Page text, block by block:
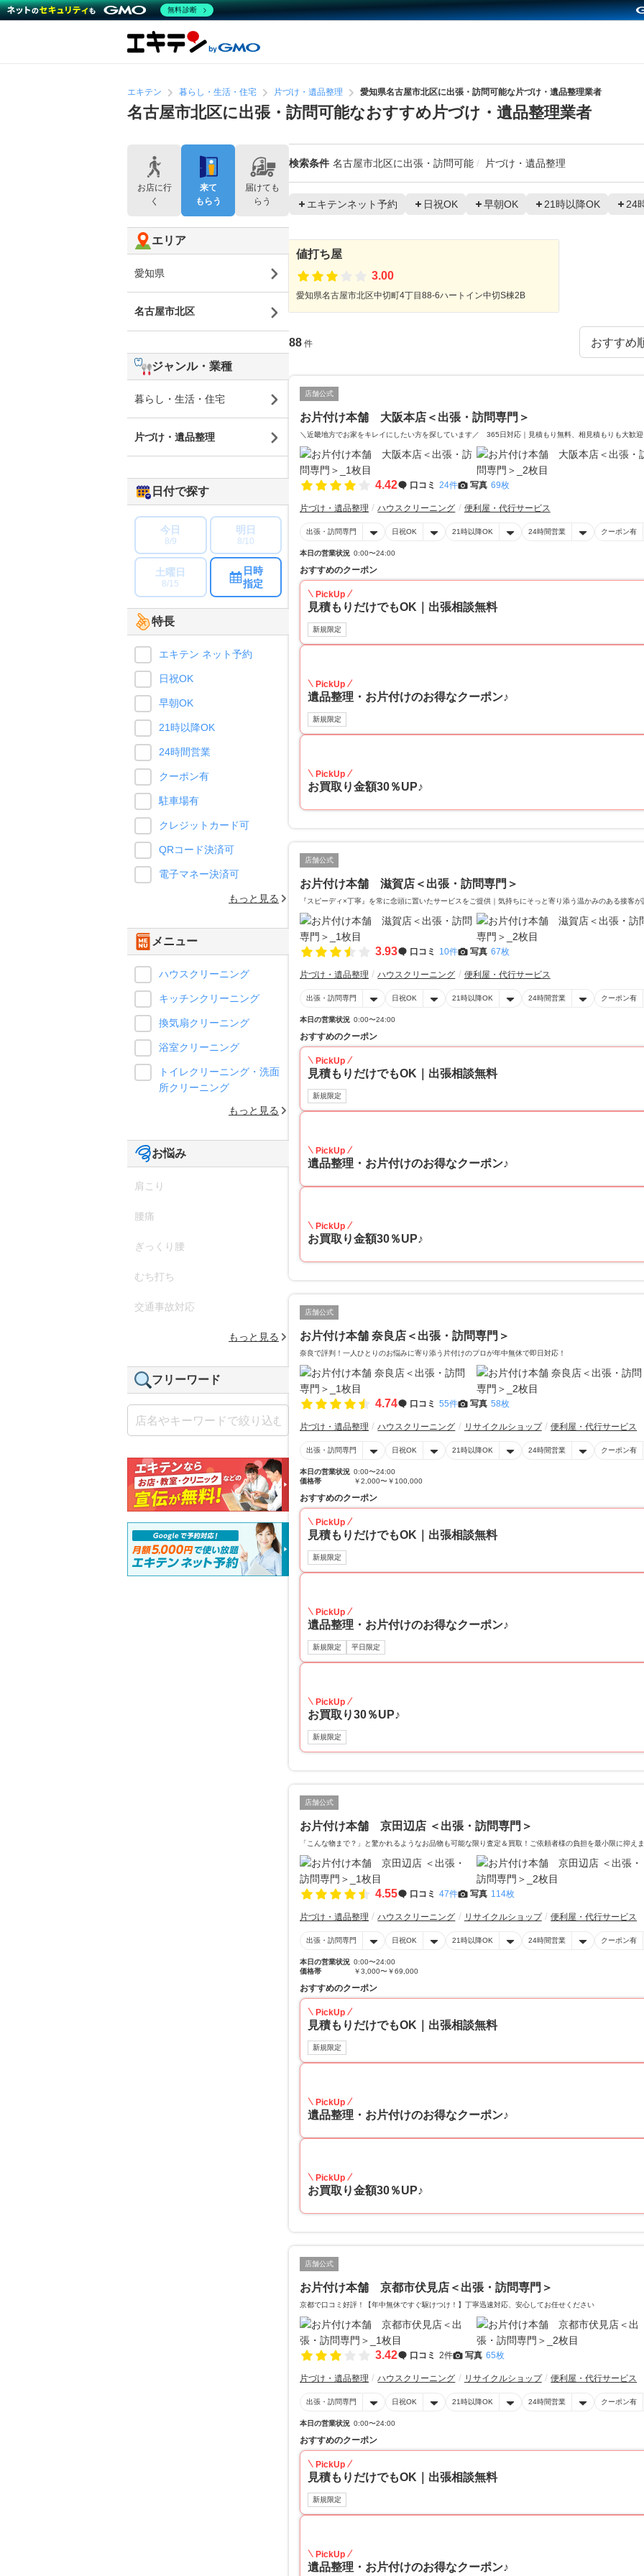
エキテン 暮らし・生活・住宅 片づけ・遺品整理 愛知県名古屋市北区に出張・訪問可能な片づけ・遺品整理業者
名古屋市北区に出張・訪問可能なおすすめ片づけ・遺品整理業者
検索条件 名古屋市北区に出張・訪問可能 片づけ・遺品整理
エキテンネット予約 日祝OK 早朝OK 21時以降OK 24
値打ち屋
3.00
愛知県名古屋市北区中切町4丁目88-6ハートイン中切S棟2B
88 件
店舗公式
お片付け本舗 大阪本店＜出張・訪問専門＞
＼近畿地方でお家をキレイにしたい方を探しています／ 365日対応｜見積もり無料、相見積もりも大歓
4.42 口コミ 24件 写真 69枚
片づけ・遺品整理 ハウスクリーニング 便利屋・代行サービス
出張・訪問専門 日祝OK 21時以降OK 24時間営業 クーポン有
本日の営業状況 0:00〜24:00
おすすめのクーポン
PickUp
見積もりだけでもOK｜出張相談無料
新規限定
PickUp
遺品整理・お片付けのお得なクーポン♪
新規限定
PickUp
お買取り金額30％UP♪
店舗公式
お片付け本舗 滋賀店＜出張・訪問専門＞
『スピーディ×丁寧』を常に念頭に置いたサービスをご提供｜気持ちにそっと寄り添う温かみのある接客が
3.93 口コミ 10件 写真 67枚
片づけ・遺品整理 ハウスクリーニング 便利屋・代行サービス
出張・訪問専門 日祝OK 21時以降OK 24時間営業 クーポン有
本日の営業状況 0:00〜24:00
おすすめのクーポン
PickUp
見積もりだけでもOK｜出張相談無料
新規限定
PickUp
遺品整理・お片付けのお得なクーポン♪
PickUp
お買取り金額30％UP♪
店舗公式
お片付け本舗 奈良店＜出張・訪問専門＞
奈良で評判！一人ひとりのお悩みに寄り添う片付けのプロが年中無休で即日対応！
4.74 口コミ 55件 写真 58枚
片づけ・遺品整理 ハウスクリーニング リサイクルショップ 便利屋・代行サービス
出張・訪問専門 日祝OK 21時以降OK 24時間営業 クーポン有
本日の営業状況 0:00〜24:00
価格帯
￥2,000〜￥100,000
おすすめのクーポン
PickUp
見積もりだけでもOK｜出張相談無料
新規限定
PickUp
遺品整理・お片付けのお得なクーポン♪
新規限定 平日限定
PickUp
お買取り30％UP♪
新規限定
店舗公式
お片付け本舗 京田辺店 ＜出張・訪問専門＞
「こんな物まで？」と驚かれるようなお品物も可能な限り査定＆買取！ご依頼者様の負担を最小限に抑え
4.55 口コミ 47件 写真 114枚
片づけ・遺品整理 ハウスクリーニング リサイクルショップ 便利屋・代行サービス
出張・訪問専門 日祝OK 21時以降OK 24時間営業 クーポン有
本日の営業状況 0:00〜24:00
価格帯
￥3,000〜￥69,000
おすすめのクーポン
PickUp
見積もりだけでもOK｜出張相談無料
新規限定
PickUp
遺品整理・お片付けのお得なクーポン♪
PickUp
お買取り金額30％UP♪
店舗公式
お片付け本舗 京都市伏見店＜出張・訪問専門＞
京都で口コミ好評！【年中無休ですぐ駆けつけ！】丁寧迅速対応、安心してお任せください
3.42 口コミ 2件 写真 65枚
片づけ・遺品整理 ハウスクリーニング リサイクルショップ 便利屋・代行サービス
出張・訪問専門 日祝OK 21時以降OK 24時間営業 クーポン有
本日の営業状況 0:00〜24:00
おすすめのクーポン
PickUp
見積もりだけでもOK｜出張相談無料
新規限定
PickUp
遺品整理・お片付けのお得なクーポン♪
お店に行
く
来て
もらう
届けても
らう
エリア
愛知県
名古屋市北区
ジャンル・業種
暮らし・生活・住宅
片づけ・遺品整理
日付で探す
今日
8/9
明日
8/10
土曜日
8/15
日時
指定
特長
エキテン ネット予約
日祝OK
早朝OK
21時以降OK
24時間営業
クーポン有
駐車場有
クレジットカード可
QRコード決済可
電子マネー決済可
もっと見る
メニュー
ハウスクリーニング
キッチンクリーニング
換気扇クリーニング
浴室クリーニング
トイレクリーニング・洗面
所クリーニング
もっと見る
お悩み
肩こり
腰痛
ぎっくり腰
むち打ち
交通事故対応
もっと見る
フリーワード
無料診断